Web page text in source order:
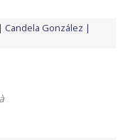
Candela González